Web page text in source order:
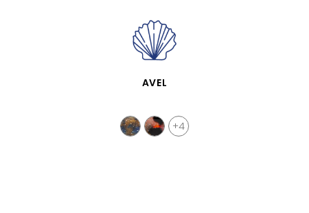
APERÇU RAPIDE
AVEL
+4